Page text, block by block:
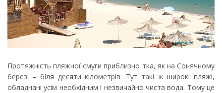
Протяжність пляжної смуги приблизно тка, як на Сонячному
березі – біля десяти кілометрів. Тут такі ж широкі пляжі,
обладнані усім необхідним і незвичайно чиста вода. Тому це